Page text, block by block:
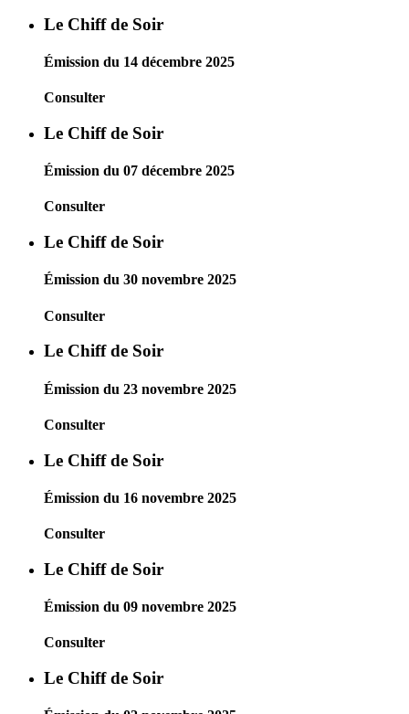
Le Chiff de Soir
Émission du 14 décembre 2025
Consulter
Le Chiff de Soir
Émission du 07 décembre 2025
Consulter
Le Chiff de Soir
Émission du 30 novembre 2025
Consulter
Le Chiff de Soir
Émission du 23 novembre 2025
Consulter
Le Chiff de Soir
Émission du 16 novembre 2025
Consulter
Le Chiff de Soir
Émission du 09 novembre 2025
Consulter
Le Chiff de Soir